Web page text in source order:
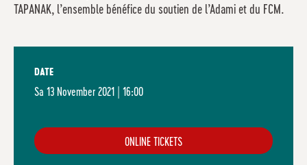
TAPANAK, l’ensemble bénéfice du soutien de l’Adami et du FCM.
DATE
Sa 13 November 2021 | 16:00
ONLINE TICKETS